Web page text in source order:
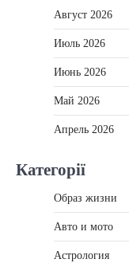
Август 2026
Июль 2026
Июнь 2026
Май 2026
Апрель 2026
Категорії
Образ жизни
Авто и мото
Астрология